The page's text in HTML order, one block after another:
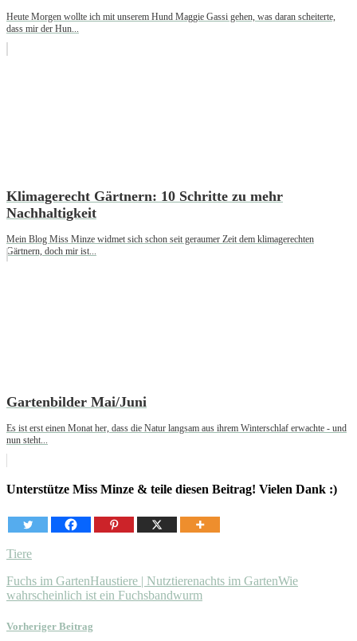
Heute Morgen wollte ich mit unserem Hund Maggie Gassi gehen, was daran scheiterte,
dass mir der Hun...
Klimagerecht Gärtnern: 10 Schritte zu mehr
Nachhaltigkeit
Mein Blog Miss Minze widmet sich schon seit geraumer Zeit dem klimagerechten
Gärtnern, doch mir ist...
Gartenbilder Mai/Juni
Es ist erst einen Monat her, dass die Natur langsam aus ihrem Winterschlaf erwachte - und
nun steht...
Unterstütze Miss Minze & teile diesen Beitrag! Vielen Dank :)
Tiere
Fuchs im GartenHaustiere | Nutztierenachts im GartenWie
wahrscheinlich ist ein Fuchsbandwurm
Vorheriger Beitrag